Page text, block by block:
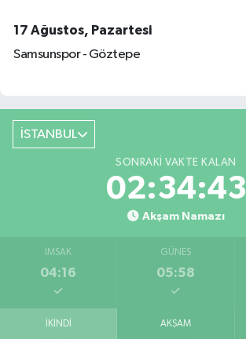
17 Ağustos, Pazartesi
Samsunspor - Göztepe
İSTANBUL
SONRAKI VAKTE KALAN
02:34:43
Akşam Namazı
İMSAK
04:16
GÜNEŞ
05:58
İKINDI AKŞAM